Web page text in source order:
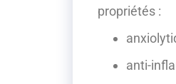
propriétés :
anti-